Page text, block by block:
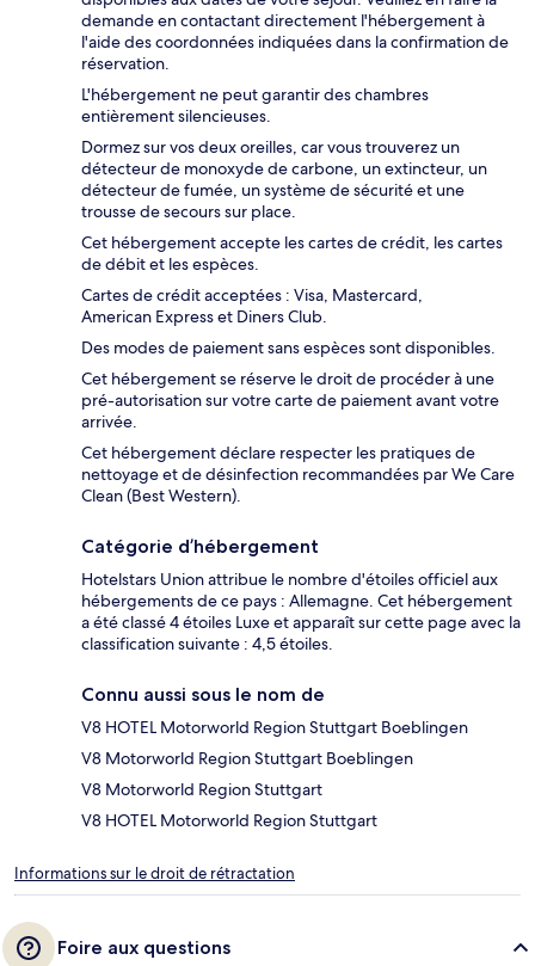
demande en contactant directement l'hébergement à
l'aide des coordonnées indiquées dans la confirmation de
réservation.
L'hébergement ne peut garantir des chambres
entièrement silencieuses.
Dormez sur vos deux oreilles, car vous trouverez un
détecteur de monoxyde de carbone, un extincteur, un
détecteur de fumée, un système de sécurité et une
trousse de secours sur place.
Cet hébergement accepte les cartes de crédit, les cartes
de débit et les espèces.
Cartes de crédit acceptées : Visa, Mastercard,
American Express et Diners Club.
Des modes de paiement sans espèces sont disponibles.
Cet hébergement se réserve le droit de procéder à une
pré-autorisation sur votre carte de paiement avant votre
arrivée.
Cet hébergement déclare respecter les pratiques de
nettoyage et de désinfection recommandées par We Care
Clean (Best Western).
Catégorie d’hébergement
Hotelstars Union attribue le nombre d'étoiles officiel aux
hébergements de ce pays : Allemagne. Cet hébergement
a été classé 4 étoiles Luxe et apparaît sur cette page avec la
classification suivante : 4,5 étoiles.
Connu aussi sous le nom de
V8 HOTEL Motorworld Region Stuttgart Boeblingen
V8 Motorworld Region Stuttgart Boeblingen
V8 Motorworld Region Stuttgart
V8 HOTEL Motorworld Region Stuttgart
Informations sur le droit de rétractation
Foire aux questions